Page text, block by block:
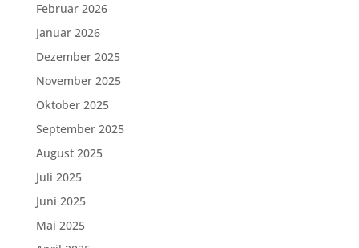
Februar 2026
Januar 2026
Dezember 2025
November 2025
Oktober 2025
September 2025
August 2025
Juli 2025
Juni 2025
Mai 2025